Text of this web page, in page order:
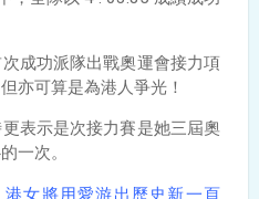
成功派隊出戰奧運會接力項
亦可算是為港人爭光！
表示是次接力賽是她三屆奧
一次。
女將用愛游出歷史新一頁